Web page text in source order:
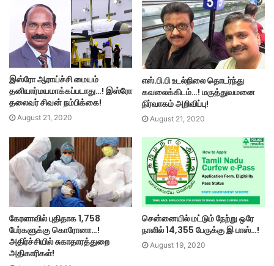
இஸ்ரோ ஆராய்ச்சி மையம்
தனியார்மயமாக்கப்படாது…! இஸ்ரோ
தலைவர் சிவன் நம்பிக்கை!
August 21, 2020
எஸ்.பி.பி உடல்நிலை தொடர்ந்து
கவலைக்கிடம்…! மருத்துவமனை
நிர்வாகம் அறிவிப்பு!
August 21, 2020
கேரளாவில் புதிதாக 1,758
பேர்களுக்கு கொரோனா…!
அதிர்ச்சியில் சுகாதாரத்துறை
அதிகாரிகள்!
சென்னையில் மட்டும் நேற்று ஒரே
நாளில் 14,355 பேருக்கு இ பாஸ்…!
August 19, 2020